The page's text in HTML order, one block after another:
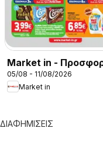
Market in -
05/08 - 11/08/2026
Market in
ΔΙΑΦΗΜΙΣΕΙΣ